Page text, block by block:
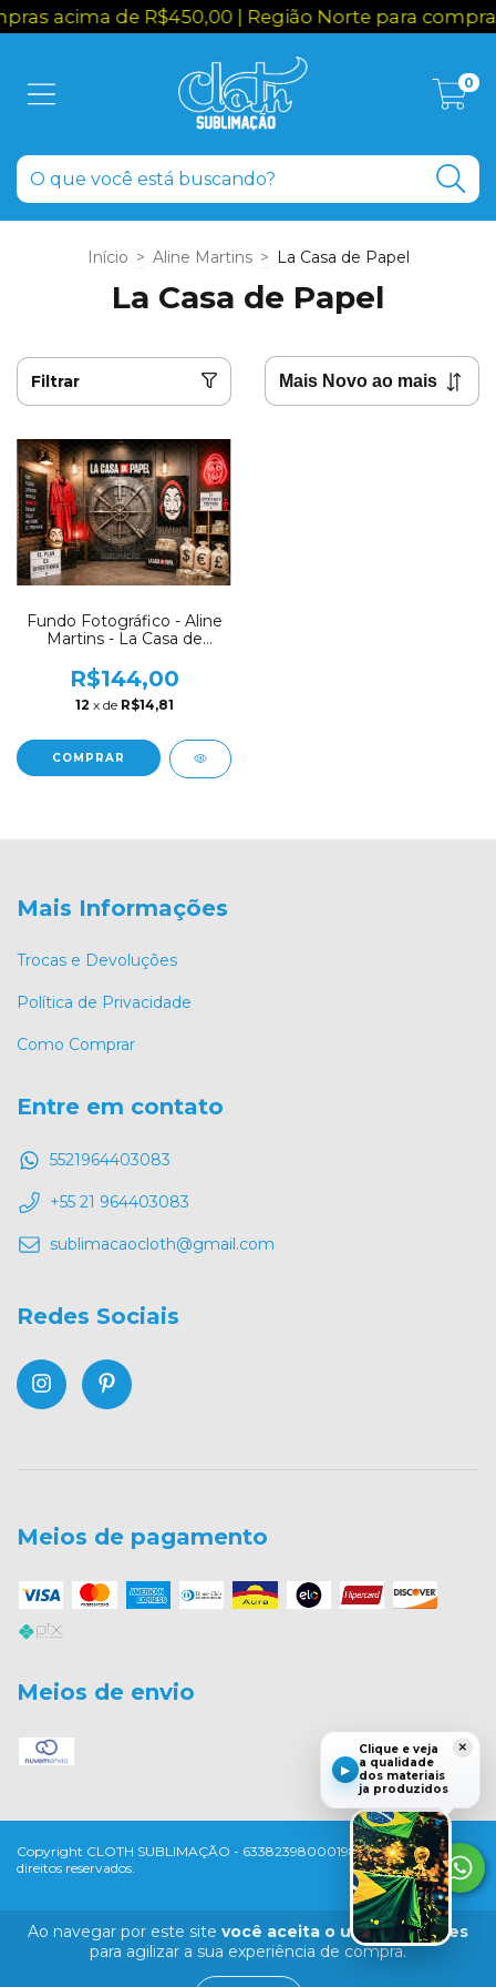
acima de R$450,00 | Região Norte para
0
Ao navegar por este site você aceita o uso de cookies
para agilizar a sua experiência de compra.
Início > Aline Martins > La Casa de Papel
La Casa de Papel
Filtrar
Fundo Fotográfico - Aline
Martins - La Casa de
R$144,00
12 x de R$14,81
COMPRAR
Mais Informações
Trocas e Devoluções
Política de Privacidade
Como Comprar
Entre em contato
5521964403083
+55 21 964403083
sublimacaocloth@gmail.com
Redes Sociais
Meios de pagamento
Meios de envio
Copyright CLOTH SUBLIMAÇÃO - 63382398000198 - 2026. Todos os
direitos reservados.
×
▶
Clique e veja
a qualidade
dos materiais
ja produzidos